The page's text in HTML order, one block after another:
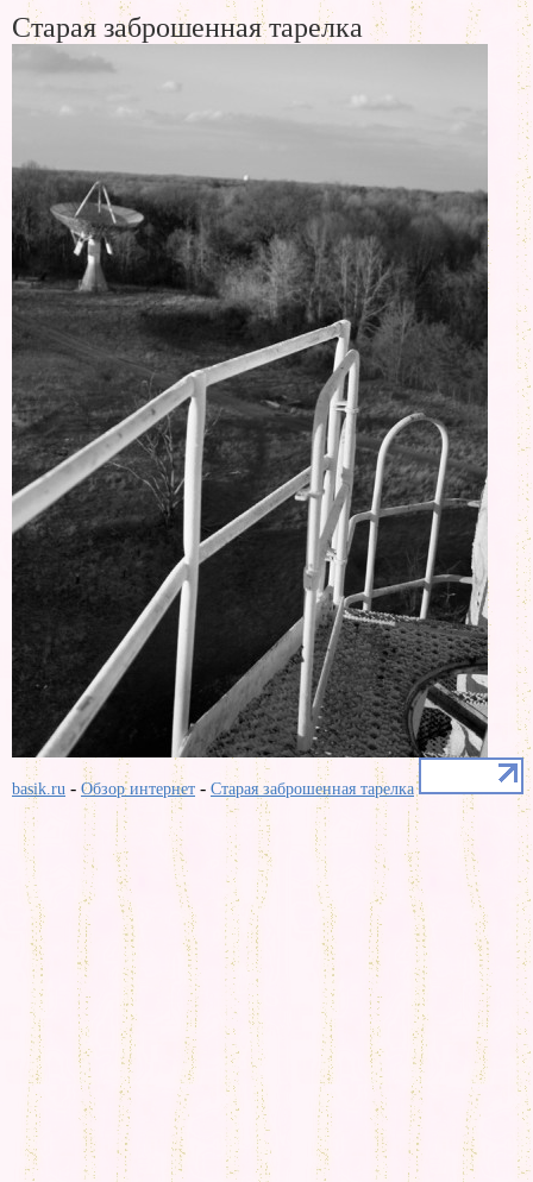
Старая заброшенная тарелка
basik.ru - Обзор интернет - Старая заброшенная тарелка